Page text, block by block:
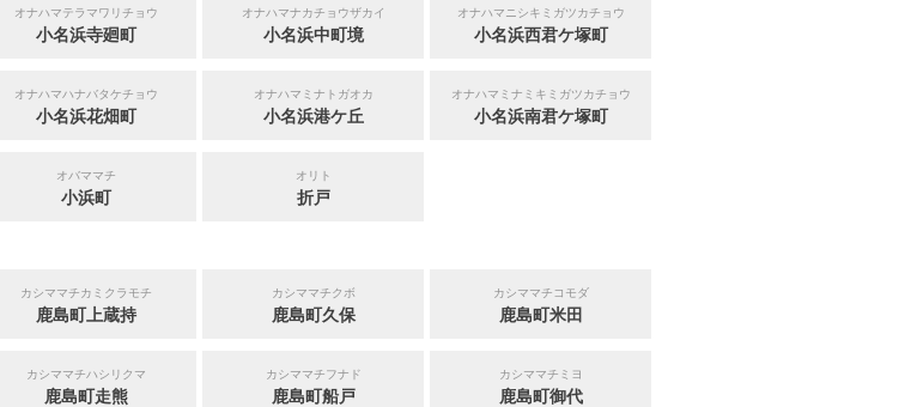
オナハマテラマワリチョウ
小名浜寺廻町
オナハマナカチョウザカイ
小名浜中町境
オナハマニシキミガツカチョウ
小名浜西君ケ塚町
オナハマハナバタケチョウ
小名浜花畑町
オナハマミナトガオカ
小名浜港ケ丘
オナハマミナミキミガツカチョウ
小名浜南君ケ塚町
オバママチ
小浜町
オリト
折戸
カシママチカミクラモチ
鹿島町上蔵持
カシママチクボ
鹿島町久保
カシママチコモダ
鹿島町米田
カシママチハシリクマ
鹿島町走熊
カシママチフナド
鹿島町船戸
カシママチミヨ
鹿島町御代